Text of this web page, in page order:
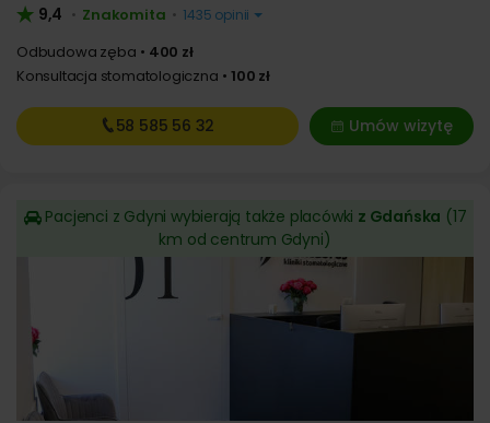
9,4 • Znakomita • 1435 opinii
Odbudowa zęba
400 zł
Konsultacja stomatologiczna
100 zł
Umów wizytę
58 585 56 32
Pacjenci z Gdyni wybierają także placówki z Gdańska (17
km od centrum Gdyni)